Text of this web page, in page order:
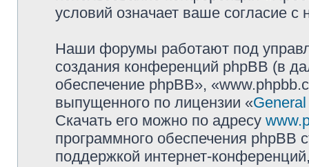
условий означает ваше согласие с
Наши форумы работают под
создания конференций phpBB (в
обеспечение phpBB»,
выпущенного по лицензии «
Скачать его можно по адресу
программного обеспечения phpBB
поддержкой интернет-